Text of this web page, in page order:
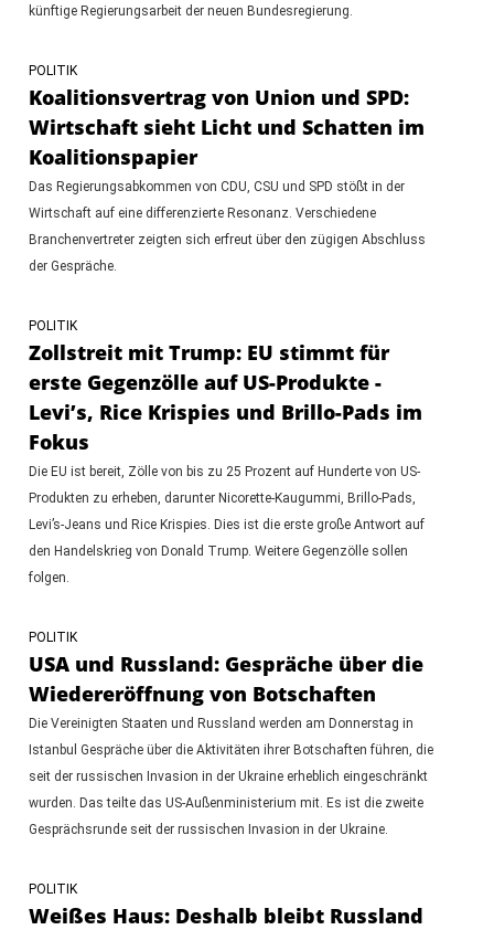
künftige Regierungsarbeit der neuen Bundesregierung.
POLITIK
Koalitionsvertrag von Union und SPD:
Wirtschaft sieht Licht und Schatten im
Koalitionspapier
Das Regierungsabkommen von CDU, CSU und SPD stößt in der
Wirtschaft auf eine differenzierte Resonanz. Verschiedene
Branchenvertreter zeigten sich erfreut über den zügigen Abschluss
der Gespräche.
POLITIK
Zollstreit mit Trump: EU stimmt für
erste Gegenzölle auf US-Produkte -
Levi’s, Rice Krispies und Brillo-Pads im
Fokus
Die EU ist bereit, Zölle von bis zu 25 Prozent auf Hunderte von US-
Produkten zu erheben, darunter Nicorette-Kaugummi, Brillo-Pads,
Levi’s-Jeans und Rice Krispies. Dies ist die erste große Antwort auf
den Handelskrieg von Donald Trump. Weitere Gegenzölle sollen
folgen.
POLITIK
USA und Russland: Gespräche über die
Wiedereröffnung von Botschaften
Die Vereinigten Staaten und Russland werden am Donnerstag in
Istanbul Gespräche über die Aktivitäten ihrer Botschaften führen, die
seit der russischen Invasion in der Ukraine erheblich eingeschränkt
wurden. Das teilte das US-Außenministerium mit. Es ist die zweite
Gesprächsrunde seit der russischen Invasion in der Ukraine.
POLITIK
Weißes Haus: Deshalb bleibt Russland